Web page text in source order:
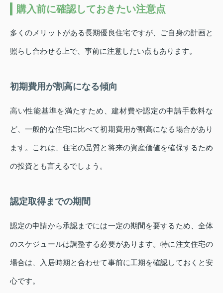
購入前に確認しておきたい注意点
多くのメリットがある長期優良住宅ですが、ご自身の計画と
照らし合わせる上で、事前に注意したい点もあります。
初期費用が割高になる傾向
高い性能基準を満たすため、建材費や認定の申請手数料な
ど、一般的な住宅に比べて初期費用が割高になる場合があり
ます。これは、住宅の品質と将来の資産価値を確保するため
の投資とも言えるでしょう。
認定取得までの期間
認定の申請から承認までには一定の期間を要するため、全体
のスケジュールは調整する必要があります。特に注文住宅の
場合は、入居時期と合わせて事前に工期を確認しておくと安
心です。